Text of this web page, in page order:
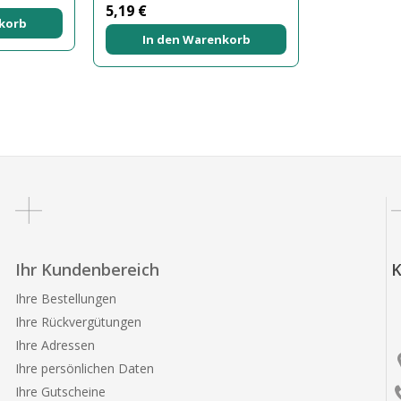
5,19 €
In den Warenkorb
Ihr Kundenbereich
Ihre Bestellungen
Ihre Rückvergütungen
Ihre Adressen
Ihre persönlichen Daten
Ihre Gutscheine